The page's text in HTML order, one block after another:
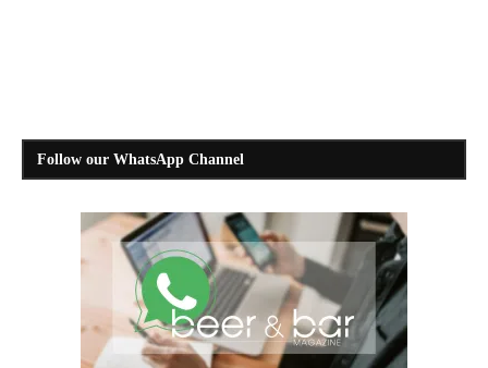
Follow our WhatsApp Channel